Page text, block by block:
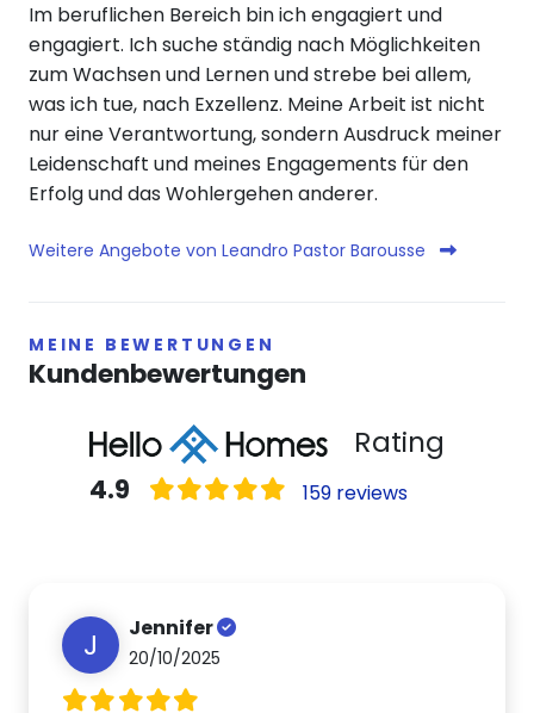
Im beruflichen Bereich bin ich engagiert und
engagiert. Ich suche ständig nach Möglichkeiten
zum Wachsen und Lernen und strebe bei allem,
was ich tue, nach Exzellenz. Meine Arbeit ist nicht
nur eine Verantwortung, sondern Ausdruck meiner
Leidenschaft und meines Engagements für den
Erfolg und das Wohlergehen anderer.
Weitere Angebote von Leandro Pastor Barousse
MEINE BEWERTUNGEN
Kundenbewertungen
Rating
4.9 159 reviews
J Jennifer
20/10/2025